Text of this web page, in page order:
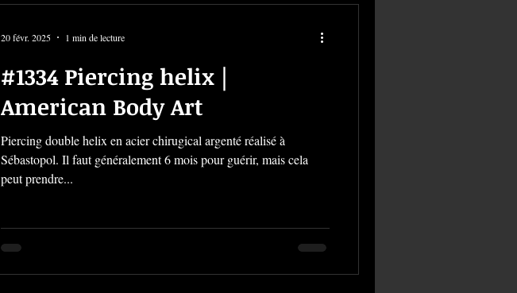
#1334 Piercing helix |
American Body Art
Piercing double helix en acier chirugical argenté réalisé à
Sébastopol. Il faut généralement 6 mois pour guérir, mais cela
peut prendre...
20 févr. 2025 1 min de lecture